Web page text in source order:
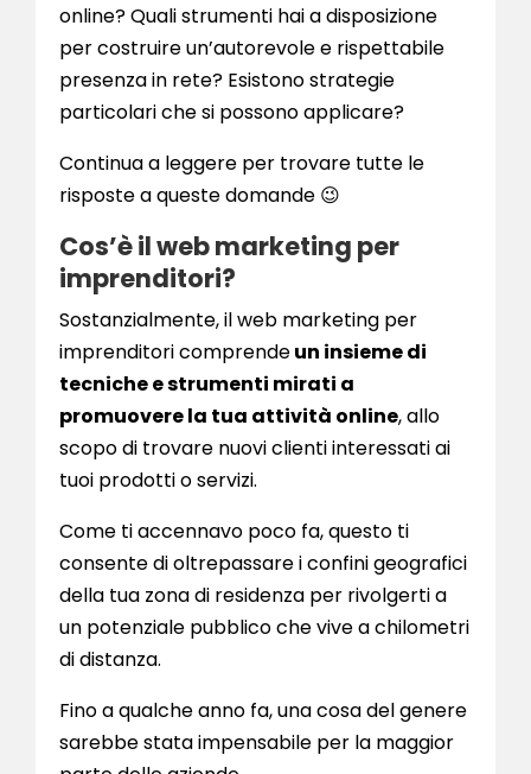
online? Quali strumenti hai a disposizione
per costruire un’autorevole e rispettabile
presenza in rete? Esistono strategie
particolari che si possono applicare?
Continua a leggere per trovare tutte le
risposte a queste domande 😉
Cos’è il web marketing per
imprenditori?
Sostanzialmente, il web marketing per
imprenditori comprendeun insieme di
tecniche e strumenti mirati a
promuovere la tua attività online, allo
scopo di trovare nuovi clienti interessati ai
tuoi prodotti o servizi.
Come ti accennavo poco fa, questo ti
consente di oltrepassare i confini geografici
della tua zona di residenza per rivolgerti a
un potenziale pubblico che vive a chilometri
di distanza.
Fino a qualche anno fa, una cosa del genere
sarebbe stata impensabile per la maggior